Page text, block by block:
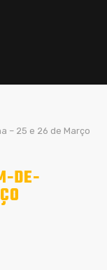
– 25 e 26 de Março
DE-